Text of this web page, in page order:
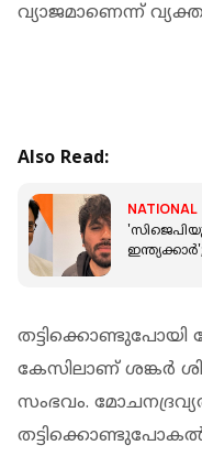
വ്യാജമാണെന്ന്
Also Read:
NATIONAL
തട്ടിക്കൊണ്ടുപോയി
കേസിലാണ് ശങ്കർ
സംഭവം.